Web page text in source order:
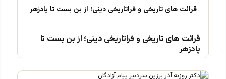
قرائت های تاریخی و فراتاریخی دینی؛ از بن بست تا
پادزهر